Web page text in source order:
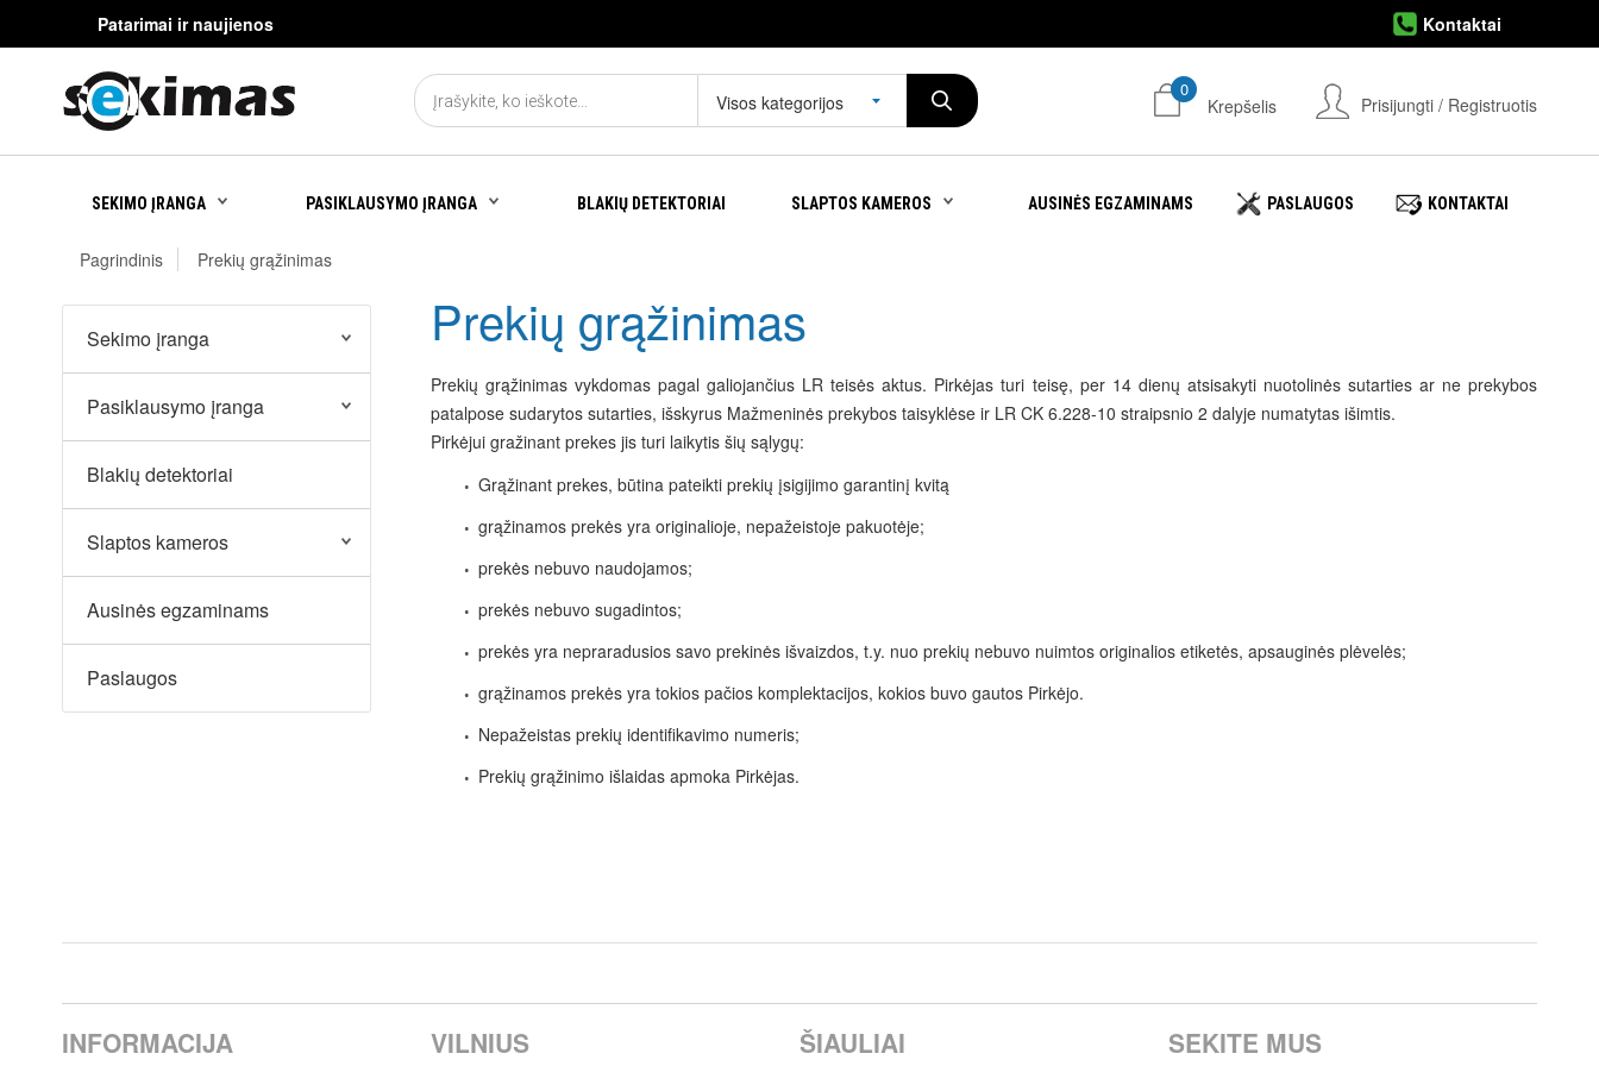
Kontaktai
Patarimai ir naujienos
Prisijungti / Registruotis
Krepšelis
0
Visos kategorijos
SEKIMO ĮRANGA PASIKLAUSYMO ĮRANGA BLAKIŲ DETEKTORIAI SLAPTOS KAMEROS AUSINĖS EGZAMINAMS PASLAUGOS KONTAKTAI
Pagrindinis Prekių grąžinimas
Sekimo įranga
Pasiklausymo įranga
Blakių detektoriai
Slaptos kameros
Ausinės egzaminams
Paslaugos
Prekių grąžinimas
Prekių grąžinimas vykdomas pagal galiojančius LR teisės aktus. Pirkėjas turi teisę, per 14 dienų atsisakyti nuotolinės sutarties ar ne prekybos
patalpose sudarytos sutarties, išskyrus Mažmeninės prekybos taisyklėse ir LR CK 6.228-10 straipsnio 2 dalyje numatytas išimtis.
Pirkėjui gražinant prekes jis turi laikytis šių sąlygų:
Grąžinant prekes, būtina pateikti prekių įsigijimo garantinį kvitą
grąžinamos prekės yra originalioje, nepažeistoje pakuotėje;
prekės nebuvo naudojamos;
prekės nebuvo sugadintos;
prekės yra nepraradusios savo prekinės išvaizdos, t.y. nuo prekių nebuvo nuimtos originalios etiketės, apsauginės plėvelės;
grąžinamos prekės yra tokios pačios komplektacijos, kokios buvo gautos Pirkėjo.
Nepažeistas prekių identifikavimo numeris;
Prekių grąžinimo išlaidas apmoka Pirkėjas.
INFORMACIJA VILNIUS ŠIAULIAI SEKITE MUS